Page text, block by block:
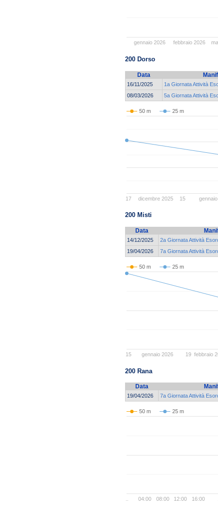
gennaio 2026 febbraio 2026
200 Dorso
Data
16/11/2025
1a Giornata Attività
08/03/2026
5a Giornata Attività
50 m 25 m
dicembre 2025
17 15
200 Misti
Data
14/12/2025
2a Giornata Attività
19/04/2026
7a Giornata Attività
50 m 25 m
gennaio 2026 febbraio
15 19
200 Rana
Data
19/04/2026 7a Giornata Attività
50 m 25 m
04:00 08:00 12:00 16:00